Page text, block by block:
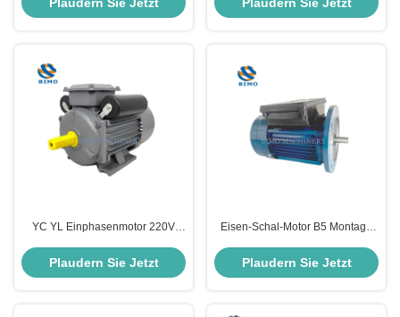
YC YL Einphasenmotor 220V
2,2kw 1,5kw 1,1kw 0,75kw 3kw
Plaudern Sie Jetzt
Eisen-Schal-Motor B5 Montage
Asynchronmotor
Plaudern Sie Jetzt